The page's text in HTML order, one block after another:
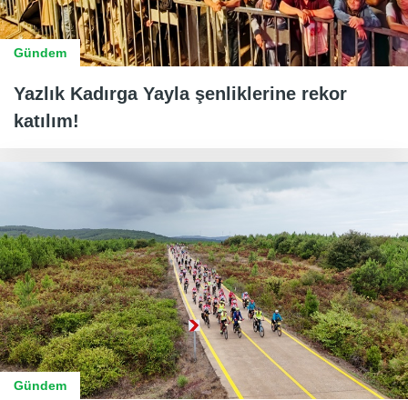
Gündem
Yazlık Kadırga Yayla şenliklerine rekor
katılım!
Gündem